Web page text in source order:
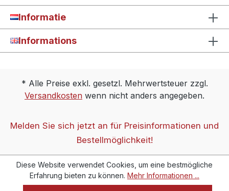
Informatie
Informations
* Alle Preise exkl. gesetzl. Mehrwertsteuer zzgl.
Versandkosten wenn nicht anders angegeben.
Melden Sie sich jetzt an für Preisinformationen und
Bestellmöglichkeit!
Diese Website verwendet Cookies, um eine bestmögliche
Erfahrung bieten zu können. Mehr Informationen ...